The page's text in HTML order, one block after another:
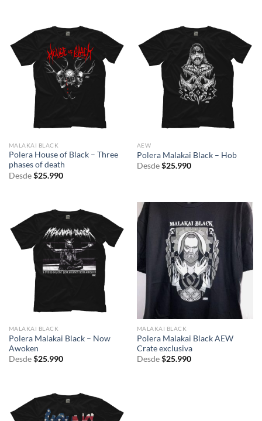
MALAKAI BLACK
Polera House of Black – Three
phases of death
Desde $25.990
AEW
Polera Malakai Black – Hob
Desde $25.990
MALAKAI BLACK
Polera Malakai Black – Now
Awoken
Desde $25.990
MALAKAI BLACK
Polera Malakai Black AEW
Crate exclusiva
Desde $25.990